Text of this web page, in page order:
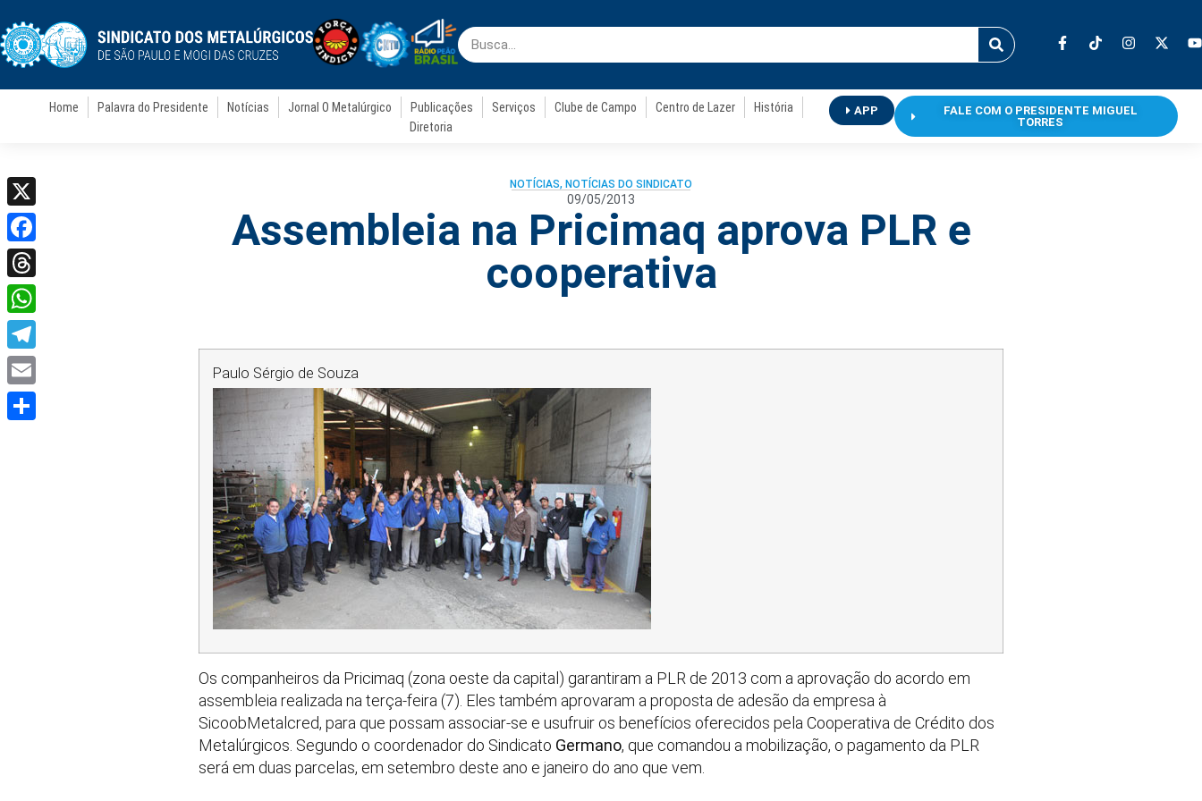
Home Palavra do Presidente Notícias Jornal O Metalúrgico Publicações Serviços Clube de Campo Centro de Lazer
História
Diretoria
APP
FALE COM O PRESIDENTE MIGUEL
TORRES
NOTÍCIAS, NOTÍCIAS DO SINDICATO
09/05/2013
Assembleia na Pricimaq aprova PLR e
cooperativa
Paulo Sérgio de Souza
Os companheiros da Pricimaq (zona oeste da capital) garantiram a PLR de 2013 com a aprovação do acordo em
assembleia realizada na terça-feira (7). Eles também aprovaram a proposta de adesão da empresa à
SicoobMetalcred, para que possam associar-se e usufruir os benefícios oferecidos pela Cooperativa de Crédito dos
Metalúrgicos. Segundo o coordenador do Sindicato Germano, que comandou a mobilização, o pagamento da PLR
será em duas parcelas, em setembro deste ano e janeiro do ano que vem.
X
Facebook
Threads
WhatsApp
Telegram
Email